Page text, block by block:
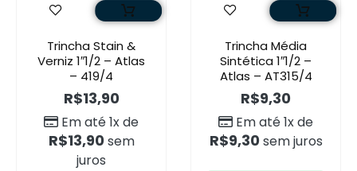
Trincha Stain &
Verniz 1″1/2 – Atlas
– 419/4
R$13,90
Em até 1x de
R$13,90 sem
juros
Trincha Média
Sintética 1″1/2 –
Atlas – AT315/4
R$9,30
Em até 1x de
R$9,30 sem juros